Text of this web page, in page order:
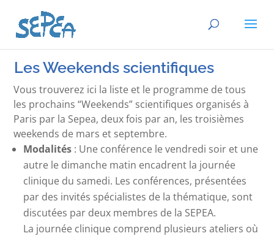
Les Weekends scientifiques
Vous trouverez ici la liste et le programme de tous
les prochains “Weekends” scientifiques organisés à
Paris par la Sepea, deux fois par an, les troisièmes
weekends de mars et septembre.
Modalités : Une conférence le vendredi soir et une
autre le dimanche matin encadrent la journée
clinique du samedi. Les conférences, présentées
par des invités spécialistes de la thématique, sont
discutées par deux membres de la SEPEA.
La journée clinique comprend plusieurs ateliers où